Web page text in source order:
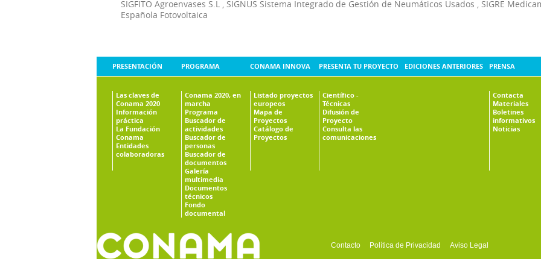
SIGFITO Agroenvases S.L
SIGNUS Sistema Integrado de Gestión de Neumáticos Usados SIGRE
Española Fotovoltaica
PRESENTACIÓN
Las claves de
Conama 2020
Información
práctica
La Fundación
Conama
Entidades
colaboradoras
PROGRAMA
Conama 2020, en
marcha
Programa
Buscador de
actividades
Buscador de
personas
Buscador de
documentos
Galería
multimedia
Documentos
técnicos
Fondo
documental
CONAMA INNOVA
Listado proyectos
europeos
Mapa de
Proyectos
Catálogo de
Proyectos
PRESENTA TU PROYECTO
Científico -
Técnicas
Difusión de
Proyecto
Consulta las
comunicaciones
EDICIONES ANTERIORES PRENSA
Contacta
Materiales
Boletines
informativos
Noticias
Contacto Política de Privacidad Aviso Legal